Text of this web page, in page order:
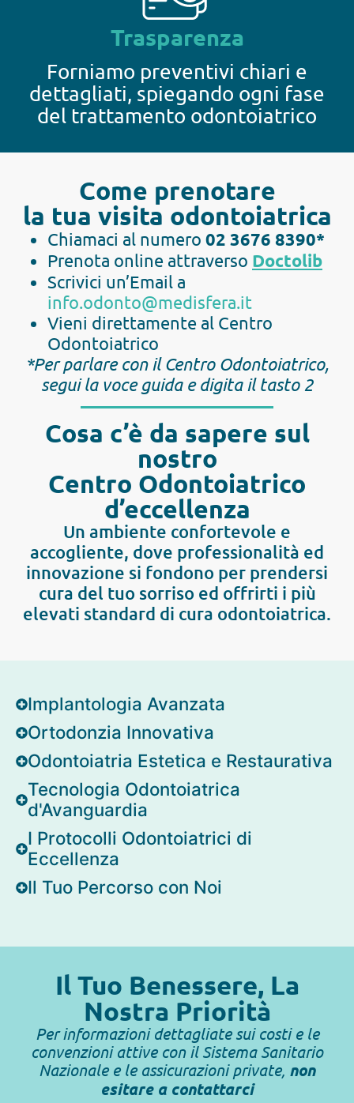
Trasparenza
Forniamo preventivi chiari e
dettagliati, spiegando ogni fase
del trattamento odontoiatrico
Come prenotare
la tua visita odontoiatrica
Chiamaci al numero 02 3676 8390*
Prenota online attraverso Doctolib
Scrivici un’Email a
info.odonto@medisfera.it
Vieni direttamente al Centro
Odontoiatrico
*Per parlare con il Centro Odontoiatrico,
segui la voce guida e digita il tasto 2
Cosa c’è da sapere sul
nostro
Centro Odontoiatrico
d’eccellenza
Un ambiente confortevole e
accogliente, dove professionalità ed
innovazione si fondono per prendersi
cura del tuo sorriso ed offrirti i più
elevati standard di cura odontoiatrica.
Implantologia Avanzata
Ortodonzia Innovativa
Odontoiatria Estetica e Restaurativa
Tecnologia Odontoiatrica
d'Avanguardia
I Protocolli Odontoiatrici di
Eccellenza
Il Tuo Percorso con Noi
Il Tuo Benessere, La
Nostra Priorità
Per informazioni dettagliate sui costi e le
convenzioni attive con il Sistema Sanitario
Nazionale e le assicurazioni private, non
esitare a contattarci